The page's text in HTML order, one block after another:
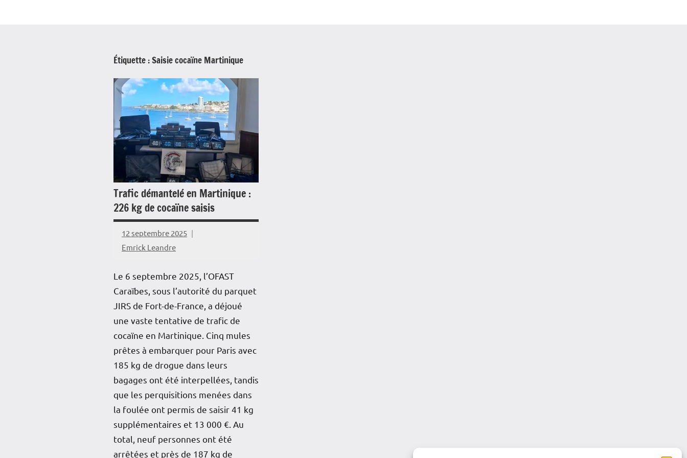
Étiquette :Saisie cocaïne Martinique
Trafic démantelé en Martinique :
226 kg de cocaïne saisis
12 septembre 2025
Emrick Leandre
Le 6 septembre 2025, l’OFAST
Caraïbes, sous l’autorité du parquet
JIRS de Fort-de-France, a déjoué
une vaste tentative de trafic de
cocaïne en Martinique. Cinq mules
prêtes à embarquer pour Paris avec
185 kg de drogue dans leurs
bagages ont été interpellées, tandis
que les perquisitions menées dans
la foulée ont permis de saisir 41 kg
supplémentaires et 13 000 €. Au
total, neuf personnes ont été
arrêtées et près de 187 kg de